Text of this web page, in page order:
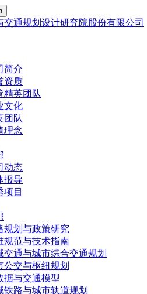
简介
资质
精英团队
文化
团队
理念
动态
报导
项目
规划与政策研究
规范与技术指南
交通与城市综合交通规划
公交与枢纽规划
据与交通模型
铁路与城市轨道规划